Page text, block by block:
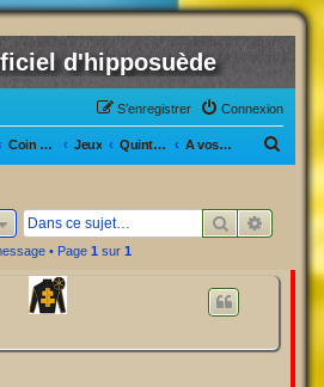
d'hipposuède
Connexion
S’enregistrer
Coin Détente Jeux Quinté + A vos paris
Rechercher
• Page 1 sur 1